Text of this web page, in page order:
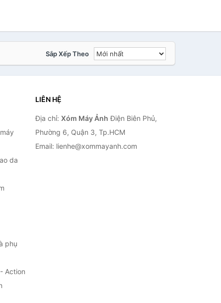
Sắp Xếp Theo
da
phụ
Action
LIÊN HỆ
Địa chỉ: Xóm Máy Ảnh Điện Biên Phủ,
Phường 6, Quận 3, Tp.HCM
Email: lienhe@xommayanh.com